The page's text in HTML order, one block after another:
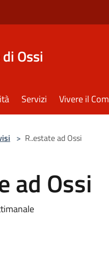
Ossi
Servizi Vivere il
> R..estate ad Ossi
ad Ossi